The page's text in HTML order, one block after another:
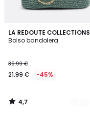
LA REDOUTE COLLECTIONS
Bolso bandolera
39.99 €
21.99 € -45%
4,7
/ 5
2
Colores
4,7
/